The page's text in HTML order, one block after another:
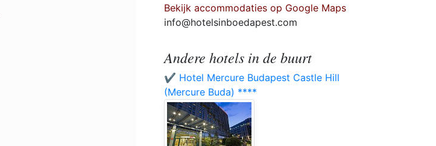
Bekijk accommodaties op Google Maps
info@hotelsinboedapest.com
Andere hotels in de buurt
✔️ Hotel Mercure Budapest Castle Hill
(Mercure Buda) ****